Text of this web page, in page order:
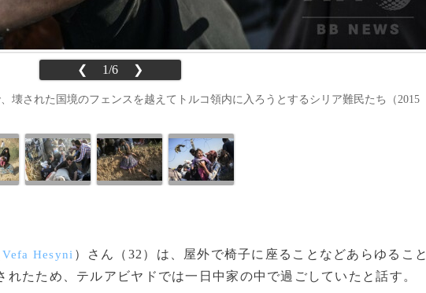
❮ 1/6 ❯
壊された国境のフェンスを越えてトルコ領内に入ろうとするシリア難民たち（2015
Vefa Hesyni ）さん（32）は、屋外で椅子に座ることなどあらゆること
たため、テルアビヤドでは一日中家の中で過ごしていたと話す。